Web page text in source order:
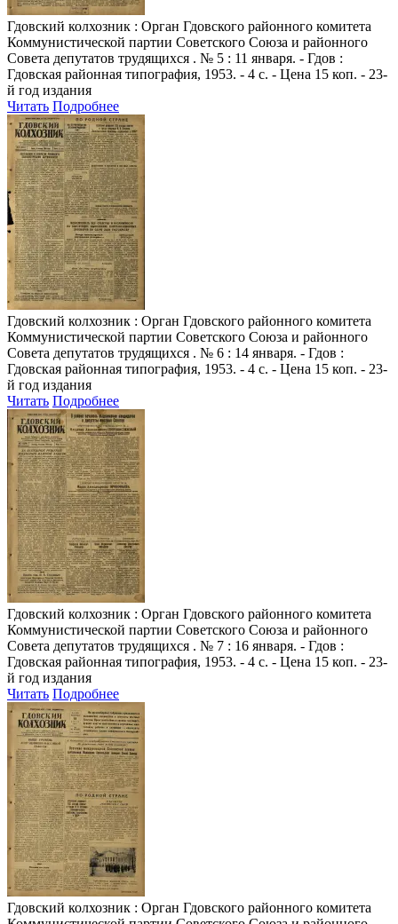
Гдовский колхозник : Орган Гдовского районного комитета
Коммунистической партии Советского Союза и районного
Совета депутатов трудящихся . № 5 : 11 января. - Гдов :
Гдовская районная типография, 1953. - 4 с. - Цена 15 коп. - 23-
й год издания
Читать Подробнее
Гдовский колхозник : Орган Гдовского районного комитета
Коммунистической партии Советского Союза и районного
Совета депутатов трудящихся . № 6 : 14 января. - Гдов :
Гдовская районная типография, 1953. - 4 с. - Цена 15 коп. - 23-
й год издания
Читать Подробнее
Гдовский колхозник : Орган Гдовского районного комитета
Коммунистической партии Советского Союза и районного
Совета депутатов трудящихся . № 7 : 16 января. - Гдов :
Гдовская районная типография, 1953. - 4 с. - Цена 15 коп. - 23-
й год издания
Читать Подробнее
Гдовский колхозник : Орган Гдовского районного комитета